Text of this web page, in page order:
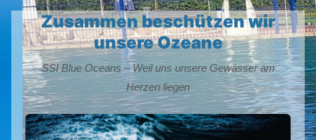
Zusammen beschützen wir
unsere Ozeane
SSI Blue Oceans – Weil uns unsere Gewässer am
Herzen liegen